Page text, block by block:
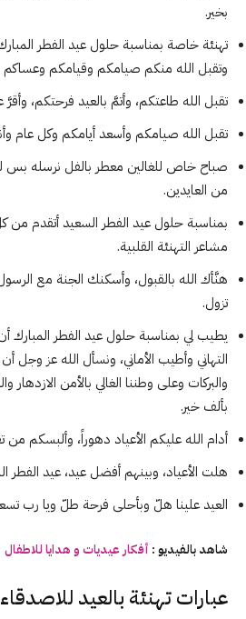
بخير.
تهنئة خاصة بمناسبة حلول عيد الفطر
وتقبل الله منكم صيامكم وقيامكم
تقبل الله طاعتكم، وأتمَّ بالعيد فرحتكم،
تقبل الله صيامكم وأسعد أيامكم وكل عام
صباح خاص للغالين معطر بالفل نرسله بس
من العايدين.
بمناسبة حلول عيد الفطر السعيد أتقدم من
مشاعر التهنئة القلبية.
هنَّأك الله بالقبول، وأسكنك الجنة مع
تزول.
يطيب لي بمناسبة حلول عيد الفطر المبارك
التهاني وأطيب الأماني، ونسأل الله عز وجل أن
والبركات وعلى وطننا الغالي بالأمن الازدهار
بألف خير.
أدام الله عليكم الأعياد دهوراً، وألبسكم من
هلت الأعياد، وبينهم أفضل عيد، عيد الفطر
العيد علينا هلّ وبأحلى فرحة طلّ ويا رب
شاهد بالفيديو : أفكار عيديات و هدايا للاطفال
عبارات تهنئة بالعيد للاصدقاء